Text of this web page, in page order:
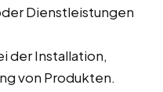
Dienstleistungen
der Installation,
von Produkten.